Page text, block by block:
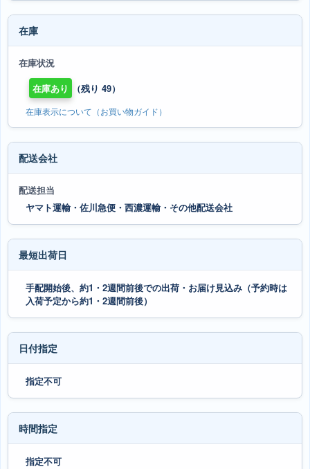
在庫
在庫状況
在庫あり
（残り 49）
在庫表示について（お買い物ガイド）
配送会社
配送担当
ヤマト運輸・佐川急便・西濃運輸・その他配送会社
最短出荷日
手配開始後、約1・2週間前後での出荷・お届け見込み（予約時は
入荷予定から約1・2週間前後）
日付指定
指定不可
時間指定
指定不可